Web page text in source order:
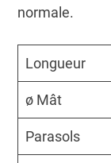
normale.
Longueur
ø Mât
Parasols